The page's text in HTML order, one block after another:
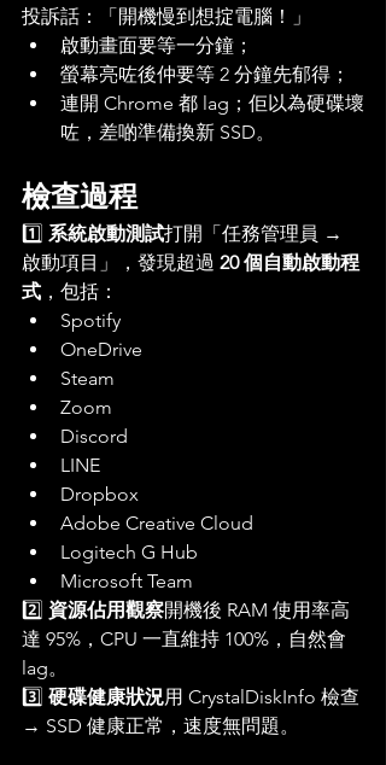
投訴話：「開機慢到想掟電腦！」
啟動畫面要等一分鐘；
螢幕亮咗後仲要等 2 分鐘先郁得；
連開 Chrome 都 lag；佢以為硬碟壞
咗，差啲準備換新 SSD。
檢查過程
1️⃣ 系統啟動測試打開「任務管理員 →
啟動項目」，發現超過 20 個自動啟動程
式 ，包括：
Spotify
OneDrive
Steam
Zoom
Discord
LINE
Dropbox
Adobe Creative Cloud
Logitech G Hub
Microsoft Team
2️⃣ 資源佔用觀察開機後 RAM 使用率高
達 95%，CPU 一直維持 100%，自然會
lag。
3️⃣ 硬碟健康狀況用 CrystalDiskInfo 檢查
→ SSD 健康正常，速度無問題。